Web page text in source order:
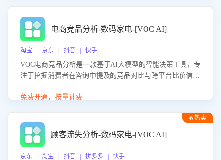
电商竞品分析-数码家电-[VOC AI]
淘宝 | 京东 | 抖音 | 快手
VOC电商竞品分析是一款基于AI大模型的智能决策工具，专
注于挖掘消费者在咨询中提及的竞品对比与跨平台比价信
商品信息，进行多维度交叉对比，并分析消费者的比价行
企业优化营销话术、突出产品与服务优势，有效提升咨询转
化率，避免陷入单纯价格竞争，实现精准扬长避短。
免费开通，按量计费
🔥热卖
顾客流失分析-数码家电-[VOC AI]
京东 | 淘宝 | 抖音 | 拼多多 | 快手